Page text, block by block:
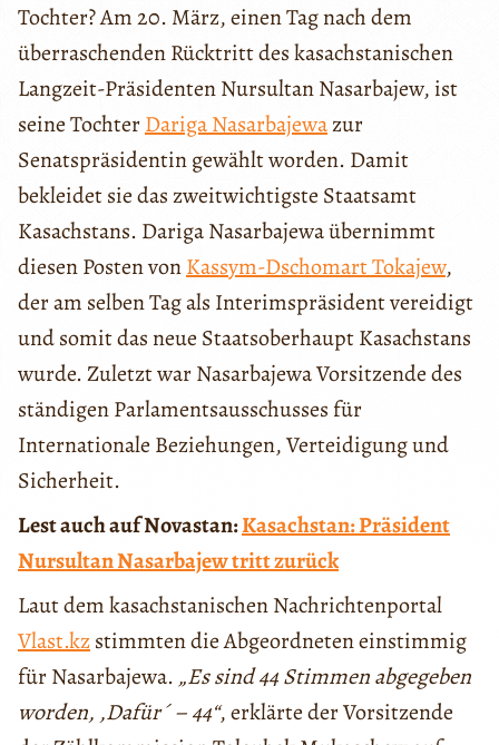
Tochter? Am 20. März, einen Tag nach dem
überraschenden Rücktritt des kasachstanischen
Langzeit-Präsidenten Nursultan Nasarbajew, ist
seine TochterDariga Nasarbajewazur
Senatspräsidentin gewählt worden. Damit
bekleidet sie das zweitwichtigste Staatsamt
Kasachstans. Dariga Nasarbajewa übernimmt
diesen Posten vonKassym-Dschomart Tokajew,
der am selben Tag als Interimspräsident vereidigt
und somit das neue Staatsoberhaupt Kasachstans
wurde. Zuletzt war Nasarbajewa Vorsitzende des
ständigen Parlamentsausschusses für
Internationale Beziehungen, Verteidigung und
Sicherheit.
Lest auch auf Novastan:Kasachstan: Präsident
Nursultan Nasarbajew tritt zurück
Laut dem kasachstanischen Nachrichtenportal
Vlast.kzstimmten die Abgeordneten einstimmig
für Nasarbajewa. „Es sind 44 Stimmen abgegeben
worden, ,Dafür´ – 44“, erklärte der Vorsitzende